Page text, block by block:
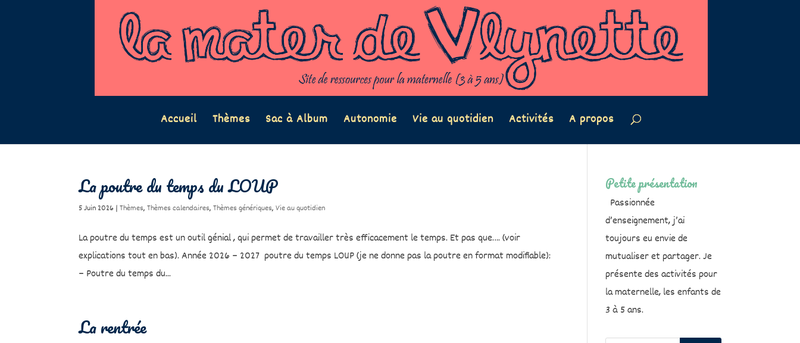
Accueil Thèmes Sac à Album Autonomie Vie au quotidien Activités A propos
La poutre du temps du LOUP
5 Juin 2026 | Thèmes, Thèmes calendaires, Thèmes génériques, Vie au quotidien
La poutre du temps est un outil génial , qui permet de travailler très efficacement le temps. Et pas que…. (voir
explications tout en bas). Année 2026 – 2027 poutre du temps LOUP (je ne donne pas la poutre en format modifiable):
– Poutre du temps du...
La rentrée
Petite présentation
Passionnée
d’enseignement, j’ai
toujours eu envie de
mutualiser et partager. Je
présente des activités pour
la maternelle, les enfants de
3 à 5 ans.